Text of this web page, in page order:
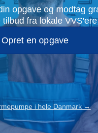
opgave og modtag
tilbud fra lokale
Opret en opgave
i hele Danmark →